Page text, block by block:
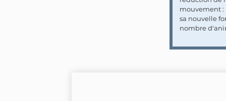
mouvement :
sa nouvelle
nombre